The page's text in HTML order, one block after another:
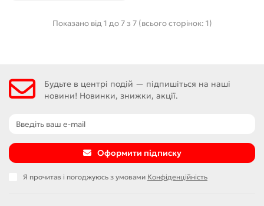
Показано від 1 до 7 з 7 (всього сторінок: 1)
Будьте в центрі подій — підпишіться на наші
новини! Новинки, знижки, акції.
Оформити підписку
Я прочитав і погоджуюсь з умовами Конфіденційність